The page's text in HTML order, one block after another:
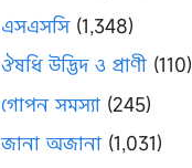
এসএসসি(1,348)
ঔষধি উদ্ভিদ ও প্রাণী (110)
গোপন সমস্যা (245)
জানা অজানা (1,031)